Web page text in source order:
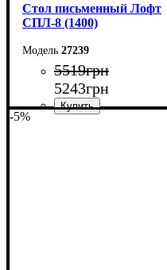
Стол письменный Лофт
СПЛ-8 (1400)
27239
5519грн
5243грн
-5%